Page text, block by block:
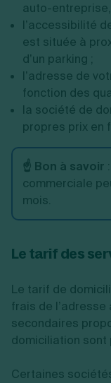
auto-
l’accessibilité
est située à
d’un parking ;
l’adresse de
fonction des
la société de
propres prix en
☝️ Bon à savoir
commerciale
mois.
Le tarif des
Le tarif de
frais de
secondaires
domiciliation sont
Certaines